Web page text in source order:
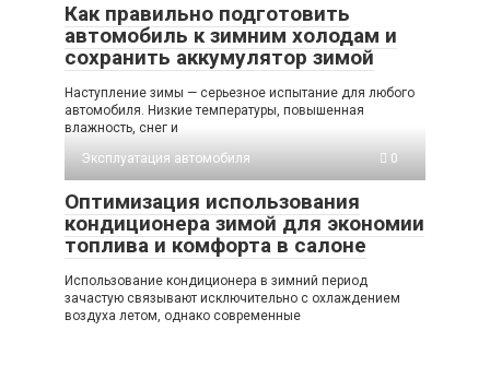
Как правильно подготовить
автомобиль к зимним холодам и
сохранить аккумулятор зимой
Наступление зимы — серьезное испытание для любого
автомобиля. Низкие температуры, повышенная
влажность, снег и
Эксплуатация автомобиля
0
Оптимизация использования
кондиционера зимой для экономии
топлива и комфорта в салоне
Использование кондиционера в зимний период
зачастую связывают исключительно с охлаждением
воздуха летом, однако современные